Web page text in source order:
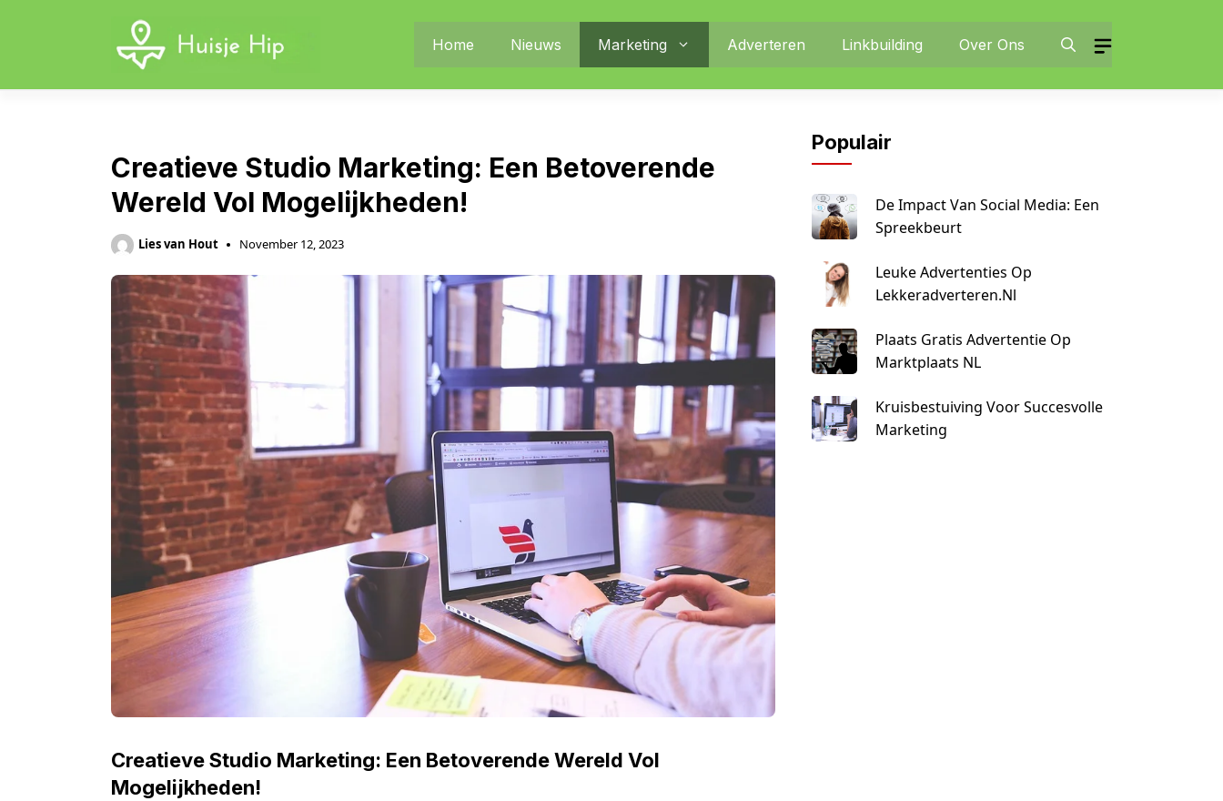
Home Nieuws Marketing Adverteren Linkbuilding Over Ons
Creatieve Studio Marketing: Een Betoverende
Wereld Vol Mogelijkheden!
Lies van Hout November 12, 2023
Creatieve Studio Marketing: Een Betoverende Wereld Vol
Mogelijkheden!
Populair
De Impact Van Social Media: Een
Spreekbeurt
Leuke Advertenties Op
Lekkeradverteren.nl
Plaats Gratis Advertentie Op
Marktplaats NL
Kruisbestuiving Voor Succesvolle
Marketing